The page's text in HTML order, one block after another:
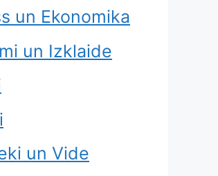
un Ekonomika
un Izklaide
un Vide